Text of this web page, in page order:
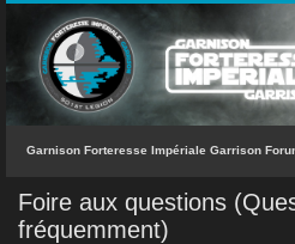
INDEX DU FORUM
ACCÈS RAPIDE
Messages sans réponse
Sujets actifs
Rechercher
L’équipe du forum
Garnison Forteresse Impériale Garrison
Foire aux questions
fréquemment)